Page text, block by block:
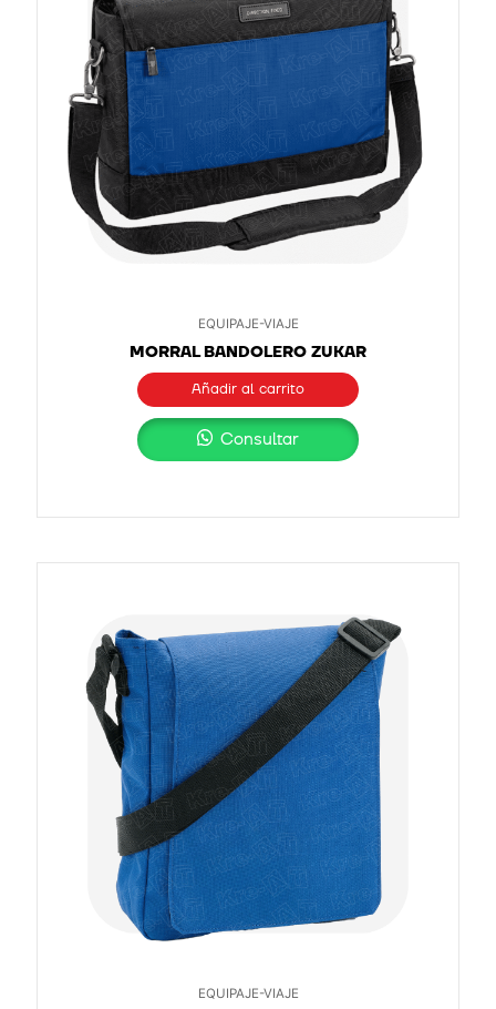
EQUIPAJE-VIAJE
MORRAL BANDOLERO ZUKAR
Añadir al carrito
Consultar
EQUIPAJE-VIAJE